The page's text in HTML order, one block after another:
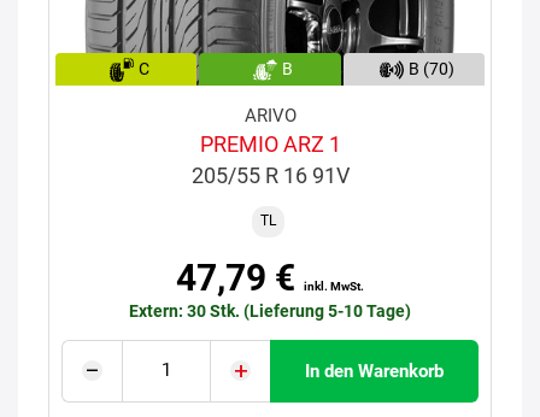
C B B (70)
ARIVO
PREMIO ARZ 1
205/55 R 16 91V
TL
47,79 € inkl. MwSt.
Extern: 30 Stk. (Lieferung 5-10 Tage)
In den Warenkorb